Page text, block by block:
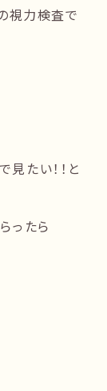
視力検査で
たい！！と
ったら